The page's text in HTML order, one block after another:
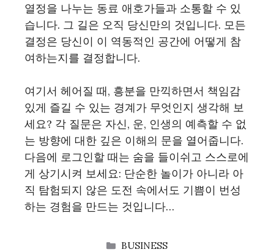
열정을 나누는 동료 애호가들과 소통할 수 있
습니다. 그 길은 오직 당신만의 것입니다. 모든
결정은 당신이 이 역동적인 공간에 어떻게 참
여하는지를 결정합니다.
여기서 헤어질 때, 흥분을 만끽하면서 책임감
있게 즐길 수 있는 경계가 무엇인지 생각해 보
세요? 각 질문은 자신, 운, 인생의 예측할 수 없
는 방향에 대한 깊은 이해의 문을 열어줍니다.
다음에 로그인할 때는 숨을 들이쉬고 스스로에
게 상기시켜 보세요: 단순한 놀이가 아니라 아
직 탐험되지 않은 도전 속에서도 기쁨이 번성
하는 경험을 만드는 것입니다…
CATEGORIES
BUSINESS